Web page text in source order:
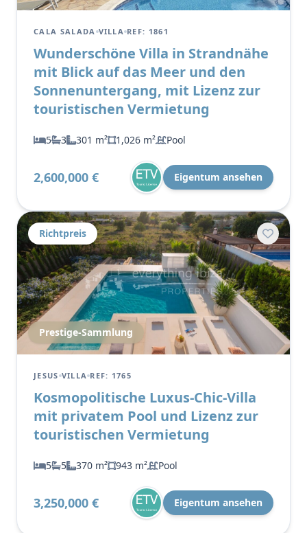
CALA SALADA VILLA REF: 1861
Wunderschöne Villa in Strandnähe
mit Blick auf das Meer und den
Sonnenuntergang, mit Lizenz zur
touristischen Vermietung
5 3 301 m² 1,026 m² Pool
2,600,000 € Eigentum ansehen
Richtpreis
Prestige-Sammlung
JESUS VILLA REF: 1765
Kosmopolitische Luxus-Chic-Villa
mit privatem Pool und Lizenz zur
touristischen Vermietung
5 5 370 m² 943 m² Pool
3,250,000 € Eigentum ansehen